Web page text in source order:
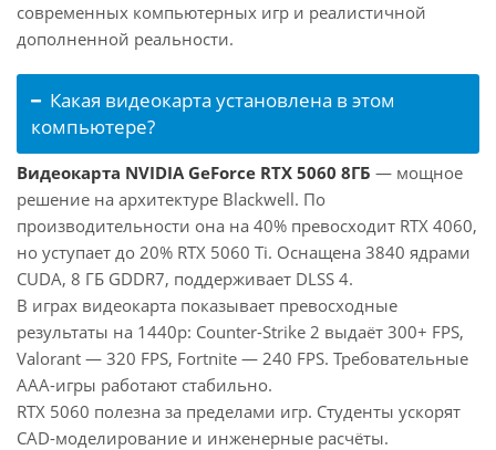
современных компьютерных игр и реалистичной
дополненной реальности.
Какая видеокарта установлена в этом
компьютере?
Видеокарта NVIDIA GeForce RTX 5060 8ГБ — мощное
решение на архитектуре Blackwell. По
производительности она на 40% превосходит RTX 4060,
но уступает до 20% RTX 5060 Ti. Оснащена 3840 ядрами
CUDA, 8 ГБ GDDR7, поддерживает DLSS 4.
В играх видеокарта показывает превосходные
результаты на 1440p: Counter-Strike 2 выдаёт 300+ FPS,
Valorant — 320 FPS, Fortnite — 240 FPS. Требовательные
AAA-игры работают стабильно.
RTX 5060 полезна за пределами игр. Студенты ускорят
CAD-моделирование и инженерные расчёты.